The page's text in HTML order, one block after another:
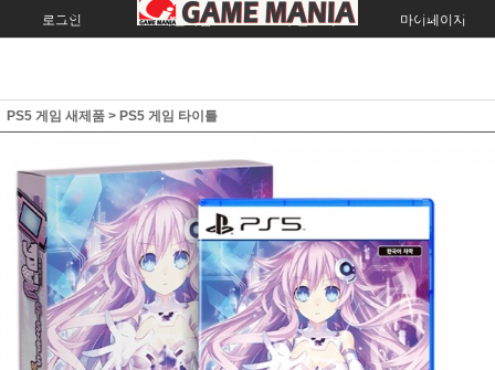
로그인 회원가입 주문조회 마이페이지
PS5 게임 새제품 > PS5 게임 타이틀